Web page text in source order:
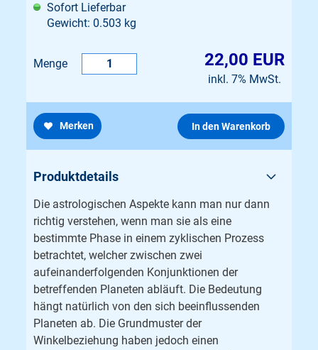
Menge 22,00 EUR
inkl. 7% MwSt.
Sofort Lieferbar
Gewicht: 0.503 kg
Merken In den Warenkorb
Produktdetails
Die astrologischen Aspekte kann man nur dann
richtig verstehen, wenn man sie als eine
bestimmte Phase in einem zyklischen Prozess
betrachtet, welcher zwischen zwei
aufeinanderfolgenden Konjunktionen der
betreffenden Planeten abläuft. Die Bedeutung
hängt natürlich von den sich beeinflussenden
Planeten ab. Die Grundmuster der
Winkelbeziehung haben jedoch einen